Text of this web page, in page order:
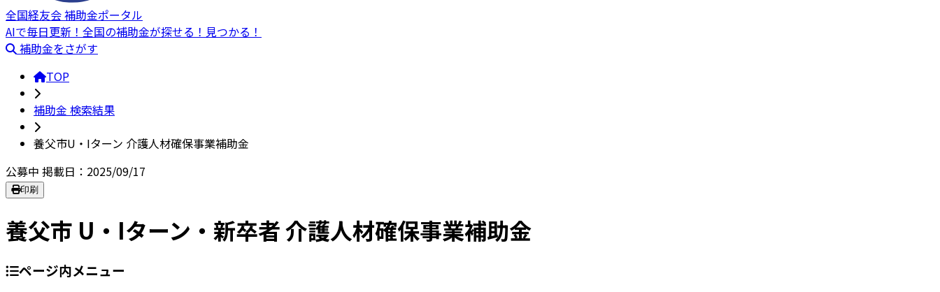
全国経友会 補助金ポータル
AIで毎日更新！全国の補助金が探せる！見つかる！
補助金をさがす
TOP
補助金 検索結果
養父市U・Iターン 介護人材確保事業補助金
公募中 掲載日：2025/09/17
印刷
養父市 U・Iターン・新卒者 介護人材確保事業補助金
ページ内メニュー